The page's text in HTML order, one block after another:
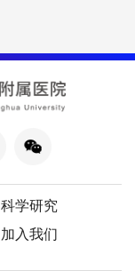
科学研究
加入我们